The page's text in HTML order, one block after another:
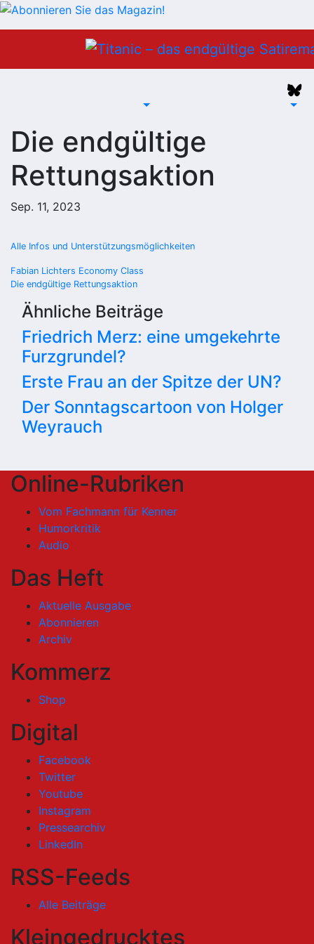
Die endgültige
Rettungsaktion
Sep. 11, 2023
Alle Infos und Unterstützungsmöglichkeiten
Beitragsnavigation
Fabian Lichters Economy Class
Die endgültige Rettungsaktion
Ähnliche Beiträge
Friedrich Merz: eine umgekehrte
Furzgrundel?
Erste Frau an der Spitze der UN?
Der Sonntagscartoon von Holger
Weyrauch
Online-Rubriken
Vom Fachmann für Kenner
Humorkritik
Audio
Das Heft
Aktuelle Ausgabe
Abonnieren
Archiv
Kommerz
Shop
Digital
Facebook
Twitter
Youtube
Instagram
Pressearchiv
LinkedIn
RSS-Feeds
Alle Beiträge
Kleingedrucktes